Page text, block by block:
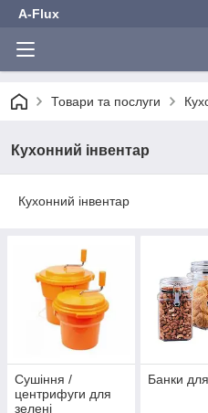
A-Flux
Товари та послуги
Кухонний інвентар
Кухонний інвентар
Сушіння /
центрифуги для
зелені
Банки